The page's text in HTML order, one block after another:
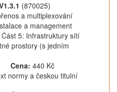
(870025)
a multiplexování
a management
5: Infrastruktury sítí
prostory (s jedním
Cena: 440 Kč
normy a českou titulní